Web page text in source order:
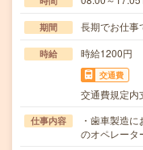
期間 長期でお仕事
時給 時給1200円
交通費
交通費規定内
仕事内容
・歯車製造
のオペレー